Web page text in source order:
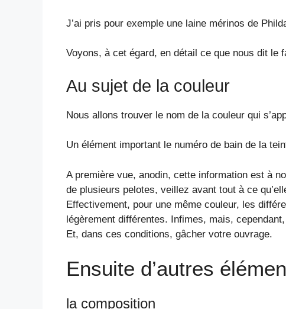
J’ai pris pour exemple une laine mérinos de
Voyons, à cet égard, en détail ce que nous dit le
Au sujet de la couleur
Nous allons trouver le nom de la couleur qui
Un élément important le numéro de bain de la
A première vue, anodin, cette information est à
de plusieurs pelotes, veillez avant tout à ce
Effectivement, pour une même couleur, les
légèrement différentes. Infimes, mais,
Et, dans ces conditions, gâcher votre ouvrage.
Ensuite d’autres
la composition